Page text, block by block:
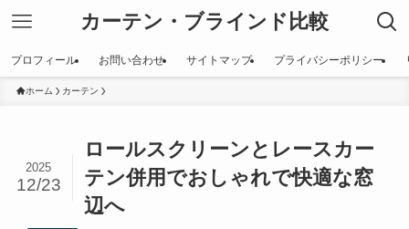
カーテン・ブラインド比較
プロフィール お問い合わせ サイトマップ プライバシーポリシー
ホーム カーテン
ロールスクリーンとレースカー
テン併用でおしゃれで快適な窓
辺へ
2025
12/23